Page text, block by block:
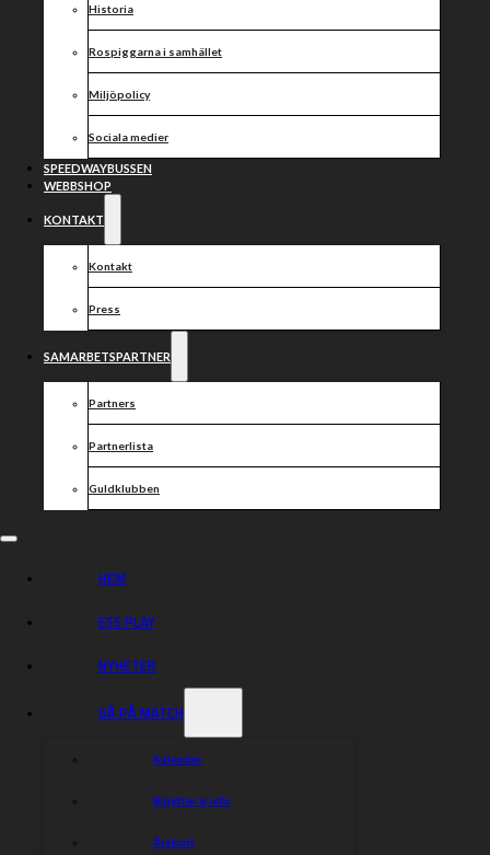
Historia
Rospiggarna i samhället
Miljöpolicy
Sociala medier
SPEEDWAYBUSSEN
WEBBSHOP
KONTAKT
Kontakt
Press
SAMARBETSPARTNER
Partners
Partnerlista
Guldklubben
HEM
ESS PLAY
NYHETER
GÅ PÅ MATCH
Kalender
Biljetter & info
Årskort